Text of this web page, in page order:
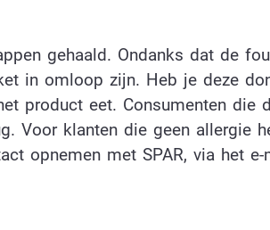
gehaald. Ondanks dat de
in omloop zijn. Heb je deze
product eet. Consumenten die
Voor klanten die geen allergie
opnemen met SPAR, via het e-